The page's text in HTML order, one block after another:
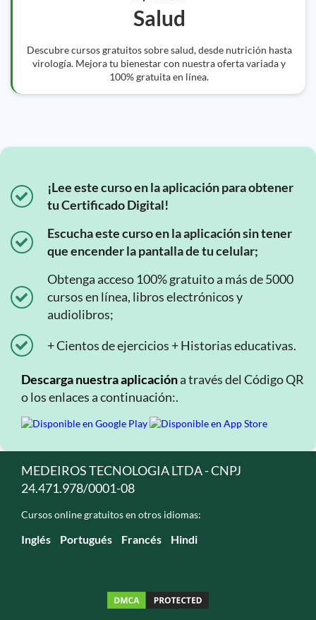
Salud
Descubre cursos gratuitos sobre salud, desde nutrición hasta
virología. Mejora tu bienestar con nuestra oferta variada y
100% gratuita en línea.
¡Lee este curso en la aplicación para obtener
tu Certificado Digital!
Escucha este curso en la aplicación sin tener
que encender la pantalla de tu celular;
Obtenga acceso 100% gratuito a más de 5000
cursos en línea, libros electrónicos y
audiolibros;
+ Cientos de ejercicios + Historias educativas.
Descarga nuestra aplicacióna través del Código QR
o los enlaces a continuación:.
MEDEIROS TECNOLOGIA LTDA - CNPJ
24.471.978/0001-08
Cursos online gratuitos en otros idiomas:
Inglés Portugués Francés Hindi